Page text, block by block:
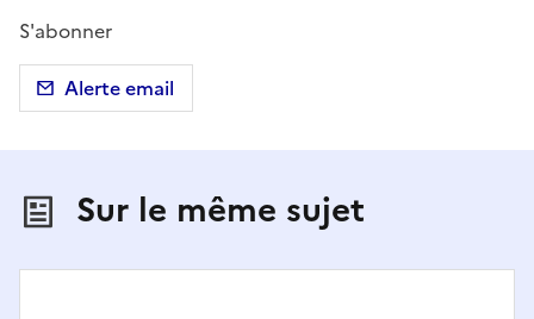
S'abonner
Alerte email
Sur le même sujet